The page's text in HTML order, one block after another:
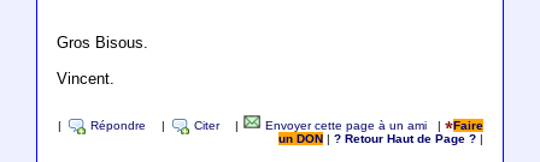
Gros Bisous.
Vincent.
Répondre Citer Envoyer cette page à un ami |
Faire
un DON
|? Retour Haut de Page ?